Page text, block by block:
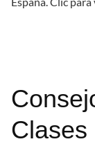
Clases